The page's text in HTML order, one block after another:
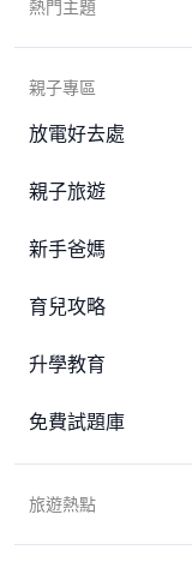
熱門主題
親子專區
放電好去處
親子旅遊
新手爸媽
育兒攻略
升學教育
免費試題庫
旅遊熱點